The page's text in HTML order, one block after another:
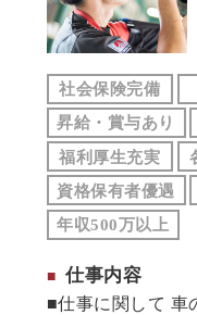
社会保険完備
昇給・賞与あり
福利厚生充実
資格保有者優遇
年収500万以上
仕事内容
■仕事に関して 車